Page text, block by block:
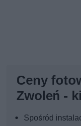
Ceny
Zwoleń -
Spośród